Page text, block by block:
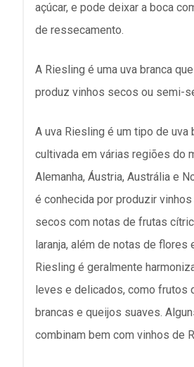
açúcar, e pode deixar a boca
de ressecamento.
A Riesling é uma uva branca
produz vinhos secos ou semi-
A uva Riesling é um tipo de uva
cultivada em várias regiões do
Alemanha, Áustria, Austrália e
é conhecida por produzir
secos com notas de frutas
laranja, além de notas de flores
Riesling é geralmente
leves e delicados, como frutos
brancas e queijos suaves.
combinam bem com vinhos de